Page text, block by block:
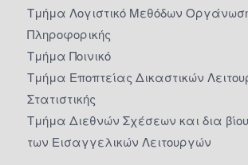
Τμήμα Λογιστικό Μεθόδων
Πληροφορικής
Τμήμα Ποινικό
Τμήμα Εποπτείας Δικαστικών
Στατιστικής
Τμήμα Διεθνών Σχέσεων και δια
των Εισαγγελικών Λειτουργών